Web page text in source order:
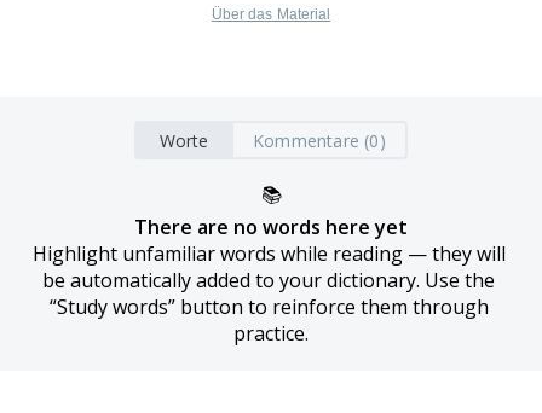
Über das Material
Worte Kommentare (0)
📚
There are no words here yet
Highlight unfamiliar words while reading — they will
be automatically added to your dictionary. Use the
“Study words” button to reinforce them through
practice.